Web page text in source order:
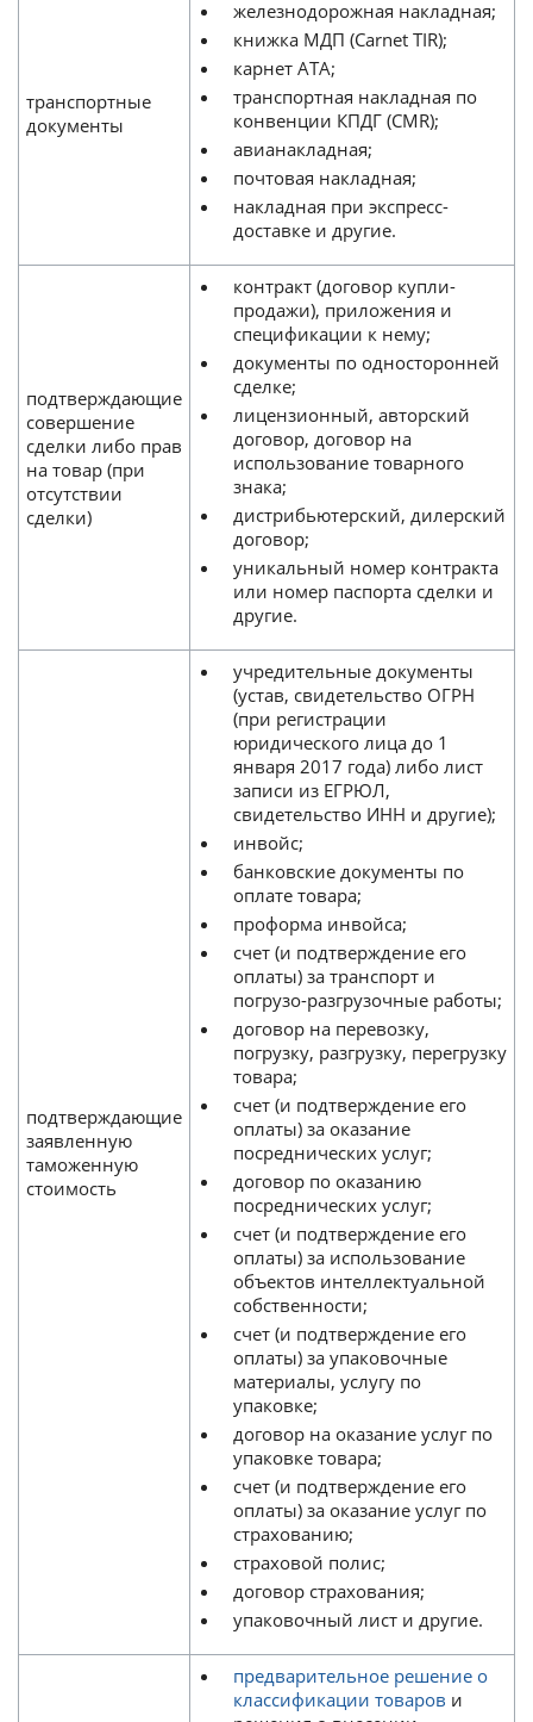
транспортные
документы
железнодорожная накладная;
книжка МДП (Carnet TIR);
карнет АТА;
транспортная накладная по
конвенции КПДГ (CMR);
авианакладная;
почтовая накладная;
накладная при экспресс-
доставке и другие.
подтверждающие
совершение
сделки либо прав
на товар (при
отсутствии
сделки)
контракт (договор купли-
продажи), приложения и
спецификации к нему;
документы по односторонней
сделке;
лицензионный, авторский
договор, договор на
использование товарного
знака;
дистрибьютерский, дилерский
договор;
уникальный номер контракта
или номер паспорта сделки и
другие.
подтверждающие
заявленную
таможенную
стоимость
учредительные документы
(устав, свидетельство ОГРН
(при регистрации
юридического лица до 1
января 2017 года) либо лист
записи из ЕГРЮЛ,
свидетельство ИНН и другие);
инвойс;
банковские документы по
оплате товара;
проформа инвойса;
счет (и подтверждение его
оплаты) за транспорт и
погрузо-разгрузочные работы;
договор на перевозку,
погрузку, разгрузку, перегрузку
товара;
счет (и подтверждение его
оплаты) за оказание
посреднических услуг;
договор по оказанию
посреднических услуг;
счет (и подтверждение его
оплаты) за использование
объектов интеллектуальной
собственности;
счет (и подтверждение его
оплаты) за упаковочные
материалы, услугу по
упаковке;
договор на оказание услуг по
упаковке товара;
счет (и подтверждение его
оплаты) за оказание услуг по
страхованию;
страховой полис;
договор страхования;
упаковочный лист и другие.
предварительное решение о
классификации товаров и